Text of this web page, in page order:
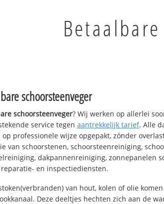
schoorsteenveger
schoorsteenveger? Wij werken op allerlei
service tegenaantrekkelijk tarief. Alle
op professionele wijze opgepakt, zónder
van schoorstenen, schoorsteenreiniging,
dakpannenreiniging, zonnepanelen
en inspectiediensten.
van hout, kolen of olie
Deze deeltjes hechten zich aan de